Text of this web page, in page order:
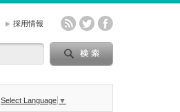
採用情報
Select Language ▼